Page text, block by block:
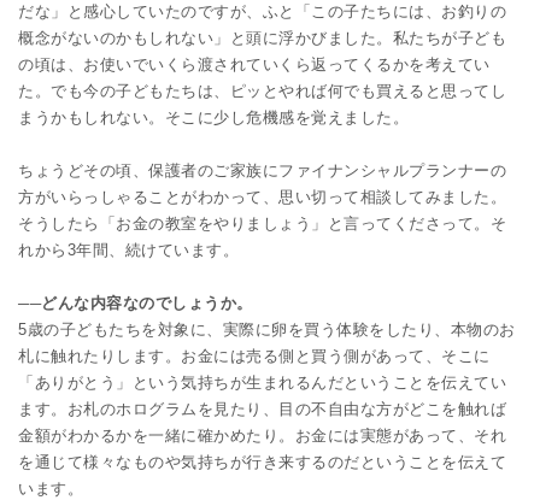
だな」と感心していたのですが、ふと「この子たちには、お釣りの
概念がないのかもしれない」と頭に浮かびました。私たちが子ども
の頃は、お使いでいくら渡されていくら返ってくるかを考えてい
た。でも今の子どもたちは、ピッとやれば何でも買えると思ってし
まうかもしれない。そこに少し危機感を覚えました。
ちょうどその頃、保護者のご家族にファイナンシャルプランナーの
方がいらっしゃることがわかって、思い切って相談してみました。
そうしたら「お金の教室をやりましょう」と言ってくださって。そ
れから3年間、続けています。
──どんな内容なのでしょうか。
5歳の子どもたちを対象に、実際に卵を買う体験をしたり、本物のお
札に触れたりします。お金には売る側と買う側があって、そこに
「ありがとう」という気持ちが生まれるんだということを伝えてい
ます。お札のホログラムを見たり、目の不自由な方がどこを触れば
金額がわかるかを一緒に確かめたり。お金には実態があって、それ
を通じて様々なものや気持ちが行き来するのだということを伝えて
います。